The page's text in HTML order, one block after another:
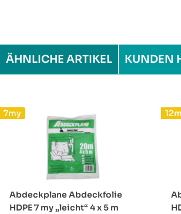
ÄHNLICHE ARTIKEL KUNDEN
7my
Abdeckplane Abdeckfolie
HDPE 7 my „leicht“ 4 x 5 m